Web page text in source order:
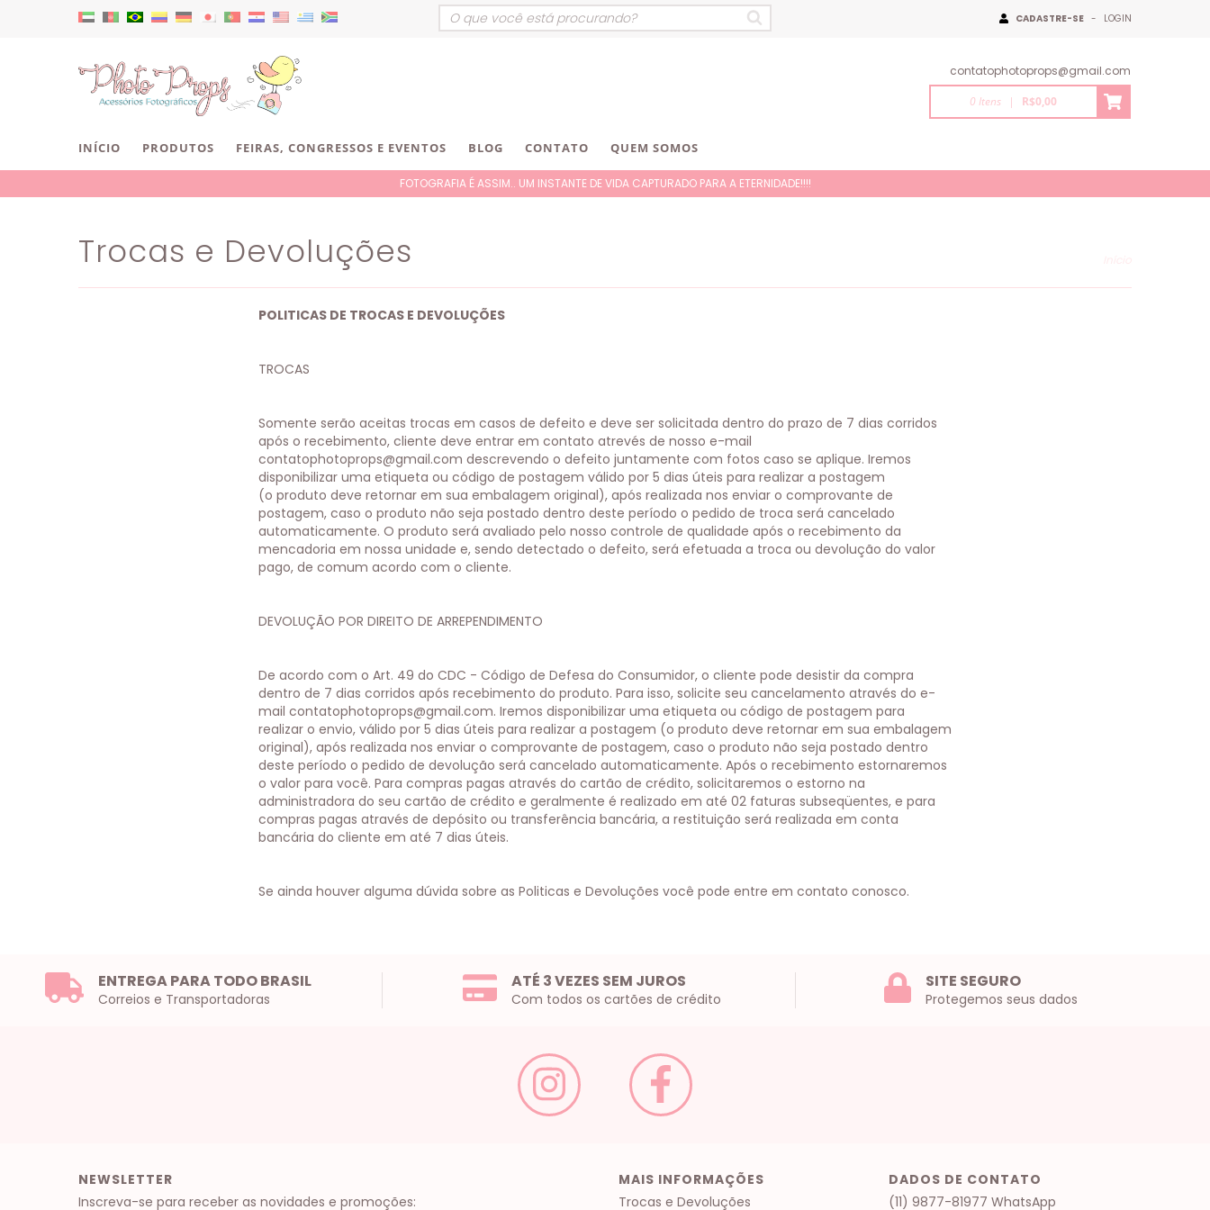
CADASTRE-SE - LOGIN
contatophotoprops@gmail.com
0 Itens | R$0,00
INÍCIO PRODUTOS FEIRAS, CONGRESSOS E EVENTOS BLOG CONTATO QUEM SOMOS
FOTOGRAFIA É ASSIM.. UM INSTANTE DE VIDA CAPTURADO PARA A ETERNIDADE!!!!
Trocas e Devoluções
POLITICAS DE TROCAS E DEVOLUÇÕES
TROCAS
Somente serão aceitas trocas em casos de defeito e deve ser solicitada dentro do prazo de 7 dias corridos
após o recebimento, cliente deve entrar em contato atrevés de nosso e-mail
contatophotoprops@gmail.com descrevendo o defeito juntamente com fotos caso se aplique. Iremos
disponibilizar uma etiqueta ou código de postagem válido por 5 dias úteis para realizar a postagem
(o produto deve retornar em sua embalagem original), após realizada nos enviar o comprovante de
postagem, caso o produto não seja postado dentro deste período o pedido de troca será cancelado
automaticamente. O produto será avaliado pelo nosso controle de qualidade após o recebimento da
mencadoria em nossa unidade e, sendo detectado o defeito, será efetuada a troca ou devolução do valor
pago, de comum acordo com o cliente.
DEVOLUÇÃO POR DIREITO DE ARREPENDIMENTO
De acordo com o Art. 49 do CDC - Código de Defesa do Consumidor, o cliente pode desistir da compra
dentro de 7 dias corridos após recebimento do produto. Para isso, solicite seu cancelamento através do e-
mail contatophotoprops@gmail.com. Iremos disponibilizar uma etiqueta ou código de postagem para
realizar o envio, válido por 5 dias úteis para realizar a postagem (o produto deve retornar em sua embalagem
original), após realizada nos enviar o comprovante de postagem, caso o produto não seja postado dentro
deste período o pedido de devolução será cancelado automaticamente. Após o recebimento estornaremos
o valor para você. Para compras pagas através do cartão de crédito, solicitaremos o estorno na
administradora do seu cartão de crédito e geralmente é realizado em até 02 faturas subseqüentes, e para
compras pagas através de depósito ou transferência bancária, a restituição será realizada em conta
bancária do cliente em até 7 dias úteis.
Se ainda houver alguma dúvida sobre as Politicas e Devoluções você pode entre em contato conosco.
ENTREGA PARA TODO BRASIL
Correios e Transportadoras
ATÉ 3 VEZES SEM JUROS
Com todos os cartões de crédito
SITE SEGURO
Protegemos seus dados
NEWSLETTER
Inscreva-se para receber as novidades e promoções:
MAIS INFORMAÇÕES
Trocas e Devoluções
DADOS DE CONTATO
(11) 9877-81977 WhatsApp